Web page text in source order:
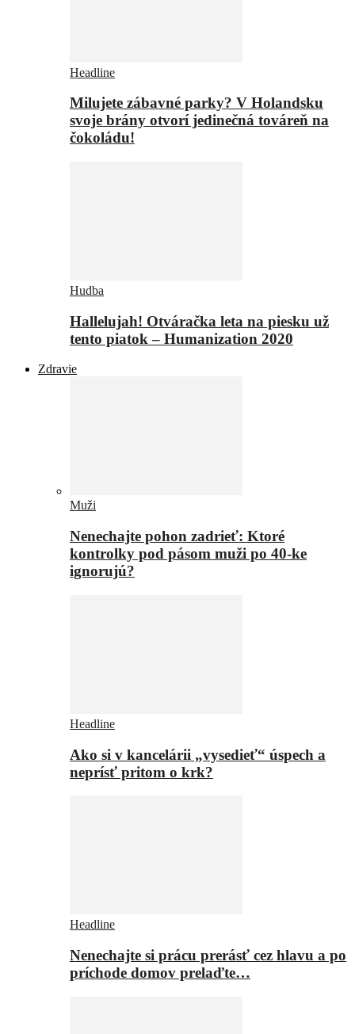
Headline
Milujete zábavné parky? V Holandsku
svoje brány otvorí jedinečná továreň na
čokoládu!
Hudba
Hallelujah! Otváračka leta na piesku už
tento piatok – Humanization 2020
Zdravie
Muži
Nenechajte pohon zadrieť: Ktoré
kontrolky pod pásom muži po 40-ke
ignorujú?
Headline
Ako si v kancelárii „vysedieť“ úspech a
neprísť pritom o krk?
Headline
Nenechajte si prácu prerásť cez hlavu a po
príchode domov prelaďte…